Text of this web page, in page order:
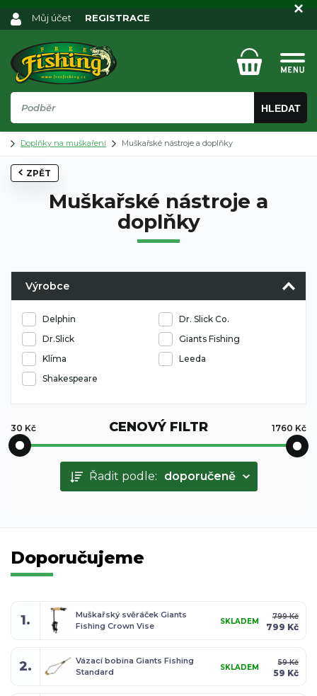
HLEDAT
Můj účet REGISTRACE
Doplňky na muškaření Muškařské nástroje a doplňky
ZPĚT
Muškařské nástroje a
doplňky
Výrobce
Delphin
Dr. Slick Co.
Dr.Slick
Giants Fishing
Klíma
Leeda
Shakespeare
CENOVÝ FILTR
30 Kč 1760 Kč
Řadit podle: doporučeně
Doporučujeme
1.
Muškařský svěráček Giants
Fishing Crown Vise
SKLADEM
799 Kč
799 Kč
2.
Vázací bobina Giants Fishing
Standard
SKLADEM
59 Kč
59 Kč